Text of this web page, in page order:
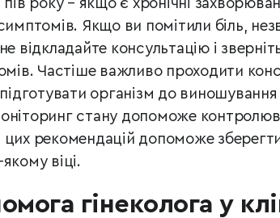
року – якщо є хронічні
Якщо ви помітили біль,
відкладайте консультацію і
Частіше важливо проходити
організм до
стану допоможе
рекомендацій допоможе
віці.
гінеколога у